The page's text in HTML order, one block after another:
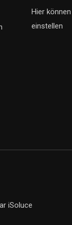
Hier
einstellen
iSoluce